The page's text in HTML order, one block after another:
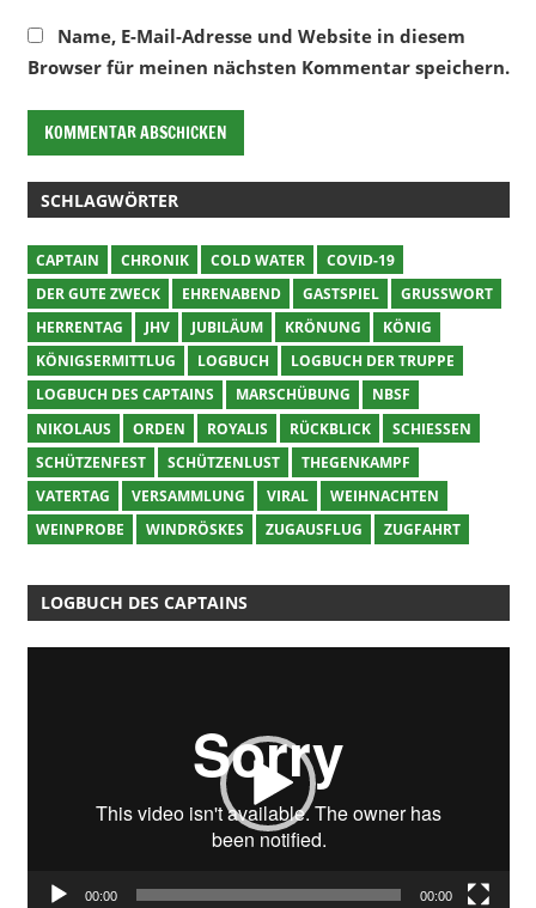
Name, E-Mail-Adresse und Website in diesem
Browser für meinen nächsten Kommentar speichern.
SCHLAGWÖRTER
CAPTAIN CHRONIK COLD WATER
COVID-19
DER GUTE ZWECK
EHRENABEND GASTSPIEL
GRUSSWORT
HERRENTAG
JHV JUBILÄUM KRÖNUNG
KÖNIG
KÖNIGSERMITTLUG
LOGBUCH
LOGBUCH DER TRUPPE
LOGBUCH DES CAPTAINS
MARSCHÜBUNG
NBSF
NIKOLAUS
ORDEN ROYALIS RÜCKBLICK
SCHIESSEN
SCHÜTZENFEST
SCHÜTZENLUST
THEGENKAMPF
VATERTAG
VERSAMMLUNG VIRAL
WEIHNACHTEN
WEINPROBE
WINDRÖSKES ZUGAUSFLUG ZUGFAHRT
LOGBUCH DES CAPTAINS
00:00 00:00